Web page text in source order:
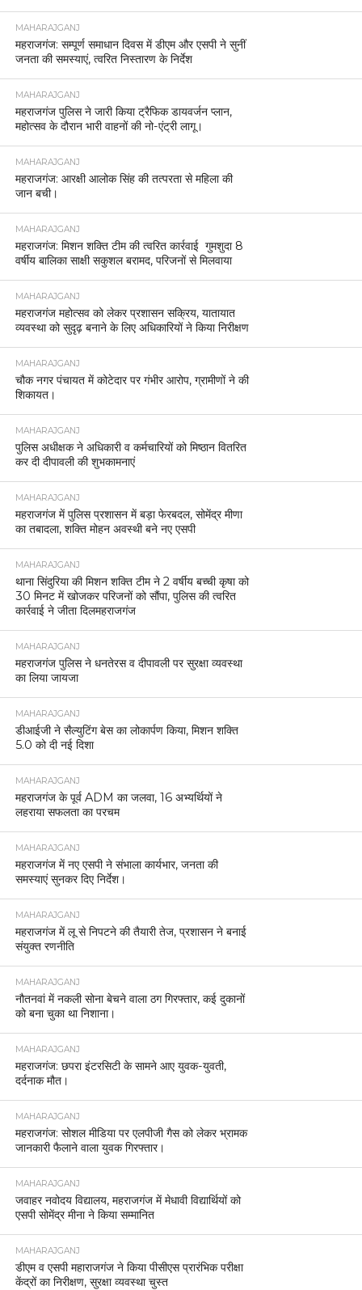
MAHARAJGANJ
महराजगंज: सम्पूर्ण समाधान दिवस में डीएम और एसपी ने सुनीं
जनता की समस्याएं, त्वरित निस्तारण के निर्देश
MAHARAJGANJ
महराजगंज पुलिस ने जारी किया ट्रैफिक डायवर्जन प्लान,
महोत्सव के दौरान भारी वाहनों की नो-एंट्री लागू।
MAHARAJGANJ
महराजगंज: आरक्षी आलोक सिंह की तत्परता से महिला की
जान बची।
MAHARAJGANJ
महराजगंज: मिशन शक्ति टीम की त्वरित कार्रवाई गुमशुदा 8
वर्षीय बालिका साक्षी सकुशल बरामद, परिजनों से मिलवाया
MAHARAJGANJ
महराजगंज महोत्सव को लेकर प्रशासन सक्रिय, यातायात
व्यवस्था को सुदृढ़ बनाने के लिए अधिकारियों ने किया निरीक्षण
MAHARAJGANJ
चौक नगर पंचायत में कोटेदार पर गंभीर आरोप, ग्रामीणों ने की
शिकायत।
MAHARAJGANJ
पुलिस अधीक्षक ने अधिकारी व कर्मचारियों को मिष्ठान वितरित
कर दी दीपावली की शुभकामनाएं
MAHARAJGANJ
महराजगंज में पुलिस प्रशासन में बड़ा फेरबदल, सोमेंद्र मीणा
का तबादला, शक्ति मोहन अवस्थी बने नए एसपी
MAHARAJGANJ
थाना सिंदुरिया की मिशन शक्ति टीम ने 2 वर्षीय बच्ची कृषा को
30 मिनट में खोजकर परिजनों को सौंपा, पुलिस की त्वरित
कार्रवाई ने जीता दिलमहराजगंज
MAHARAJGANJ
महराजगंज पुलिस ने धनतेरस व दीपावली पर सुरक्षा व्यवस्था
का लिया जायजा
MAHARAJGANJ
डीआईजी ने सैल्युटिंग बेस का लोकार्पण किया, मिशन शक्ति
5.0 को दी नई दिशा
MAHARAJGANJ
महराजगंज के पूर्व ADM का जलवा, 16 अभ्यर्थियों ने
लहराया सफलता का परचम
MAHARAJGANJ
महराजगंज में नए एसपी ने संभाला कार्यभार, जनता की
समस्याएं सुनकर दिए निर्देश।
MAHARAJGANJ
महराजगंज में लू से निपटने की तैयारी तेज, प्रशासन ने बनाई
संयुक्त रणनीति
MAHARAJGANJ
नौतनवां में नकली सोना बेचने वाला ठग गिरफ्तार, कई दुकानों
को बना चुका था निशाना।
MAHARAJGANJ
महराजगंज: छपरा इंटरसिटी के सामने आए युवक-युवती,
दर्दनाक मौत।
MAHARAJGANJ
महराजगंज: सोशल मीडिया पर एलपीजी गैस को लेकर भ्रामक
जानकारी फैलाने वाला युवक गिरफ्तार।
MAHARAJGANJ
जवाहर नवोदय विद्यालय, महराजगंज में मेधावी विद्यार्थियों को
एसपी सोमेंद्र मीना ने किया सम्मानित
MAHARAJGANJ
डीएम व एसपी महाराजगंज ने किया पीसीएस प्रारंभिक परीक्षा
केंद्रों का निरीक्षण, सुरक्षा व्यवस्था चुस्त